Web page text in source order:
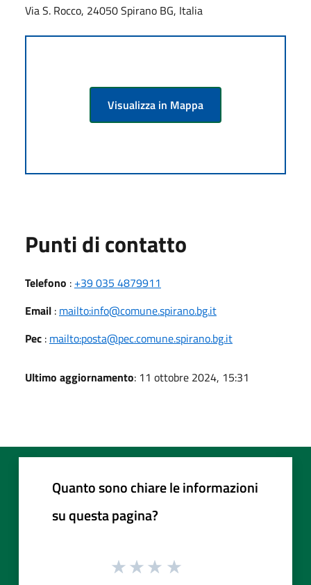
Via S. Rocco, 24050 Spirano BG, Italia
Visualizza in Mappa
Punti di contatto
Telefono : +39 035 4879911
Email : mailto:info@comune.spirano.bg.it
Pec : mailto:posta@pec.comune.spirano.bg.it
Ultimo aggiornamento: 11 ottobre 2024, 15:31
Quanto sono chiare le informazioni
su questa pagina?